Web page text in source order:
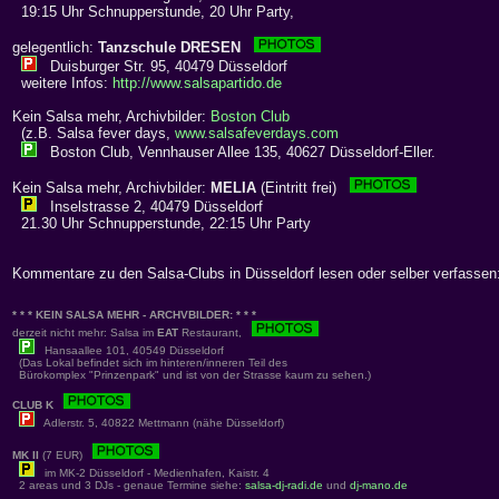
19:15 Uhr Schnupperstunde, 20 Uhr Party,
gelegentlich: Tanzschule DRESEN
Duisburger Str. 95, 40479 Düsseldorf
weitere Infos: http://www.salsapartido.de
Kein Salsa mehr, Archivbilder: Boston Club
(z.B. Salsa fever days, www.salsafeverdays.com
Boston Club, Vennhauser Allee 135, 40627 Düsseldorf-Eller.
Kein Salsa mehr, Archivbilder: MELIA (Eintritt frei)
Inselstrasse 2, 40479 Düsseldorf
21.30 Uhr Schnupperstunde, 22:15 Uhr Party
Kommentare zu den Salsa-Clubs in Düsseldorf lesen oder selber
* * * KEIN SALSA MEHR - ARCHVBILDER: * * *
derzeit nicht mehr: Salsa im EAT Restaurant,
Hansaallee 101, 40549 Düsseldorf
(Das Lokal befindet sich im hinteren/inneren Teil des
Bürokomplex "Prinzenpark" und ist von der Strasse kaum zu sehen.)
CLUB K
Adlerstr. 5, 40822 Mettmann (nähe Düsseldorf)
MK II (7 EUR)
im MK-2 Düsseldorf - Medienhafen, Kaistr. 4
2 areas und 3 DJs - genaue Termine siehe: salsa-dj-radi.de und dj-mano.de